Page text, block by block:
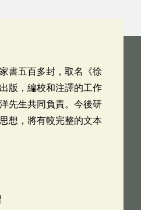
書五百多封，取名《徐
版，編校和注譯的工作
先生共同負責。今後研
想，將有較完整的文本